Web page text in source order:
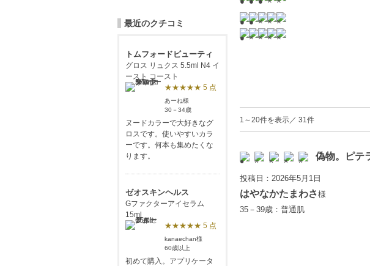
1～20件を表示／ 31件
偽物。ピテ
投稿日：2026年5月1日
はやなかたまわさ様
35－39歳：普通肌
最近のクチコミ
トムフォードビューティ
グロス リュクス 5.5ml N4 イ
ースト コースト
★★★★★ 5 点
あーね様
30－34歳
ヌードカラーで大好きなグ
ロスです。使いやすいカラ
ーです。何本も集めたくな
ります。
ゼオスキンヘルス
Gファクターアイセラム
15ml
★★★★★ 5 点
kanaechan様
60歳以上
初めて購入。アプリケータ